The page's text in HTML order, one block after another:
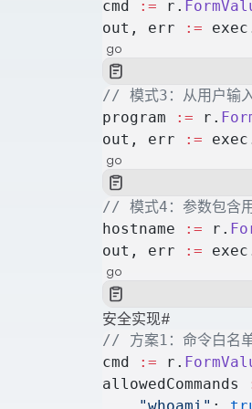
cmd
:= r.
out, err
:=
go
// 模式3：从用户输
program
:= r.
out, err
:=
go
// 模式4：参数包含
hostname
:= r.
out, err
:=
go
安全实现#
// 方案1：命令白名
cmd
:= r.
allowedCommands